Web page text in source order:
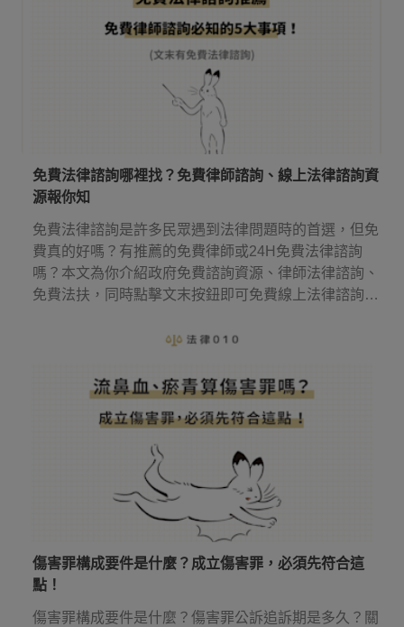
免費法律諮詢哪裡找？免費律師諮詢、線上法律諮詢資
源報你知
免費法律諮詢是許多民眾遇到法律問題時的首選，但免
費真的好嗎？有推薦的免費律師或24H免費法律諮詢
嗎？本文為你介紹政府免費諮詢資源、律師法律諮詢、
免費法扶，同時點擊文末按鈕即可免費線上法律諮詢，
傷害罪構成要件是什麼？成立傷害罪，必須先符合這
點！
傷害罪構成要件是什麼？傷害罪公訴追訴期是多久？關